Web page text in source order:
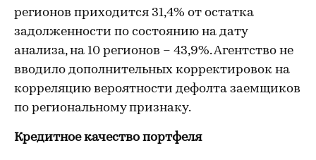
регионов приходится 31,4% от остатка
задолженности по состоянию на дату
анализа, на 10 регионов – 43,9%. Агентство не
вводило дополнительных корректировок на
корреляцию вероятности дефолта заемщиков
по региональному признаку.
Кредитное качество портфеля